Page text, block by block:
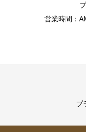
営業時間：
プ